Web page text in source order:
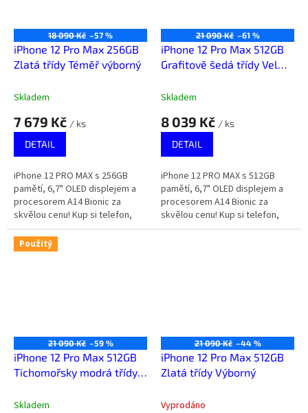
18 090 Kč –57 %
iPhone 12 Pro Max 256GB
Zlatá třídy Téměř výborný
Skladem
7 679 Kč / ks
DETAIL
iPhone 12 PRO MAX s 256GB
pamětí, 6,7" OLED displejem a
procesorem A14 Bionic za
skvělou cenu! Kup si telefon,
který za málo peněz zahraje
spoustu muziky.
21 090 Kč –61 %
iPhone 12 Pro Max 512GB
Grafitově šedá třídy Velmi
Skladem
8 039 Kč / ks
DETAIL
iPhone 12 PRO MAX s 512GB
pamětí, 6,7" OLED displejem a
procesorem A14 Bionic za
skvělou cenu! Kup si telefon,
který za málo peněz zahraje
Použitý
21 090 Kč –59 %
iPhone 12 Pro Max 512GB
Tichomořsky modrá třídy
Skladem
21 090 Kč –44 %
iPhone 12 Pro Max 512GB
Zlatá třídy Výborný
Vyprodáno